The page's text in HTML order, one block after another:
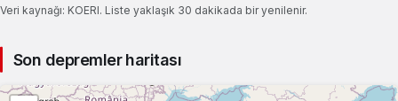
Veri kaynağı: KOERI. Liste yaklaşık 30 dakikada bir yenilenir.
Son depremler haritası